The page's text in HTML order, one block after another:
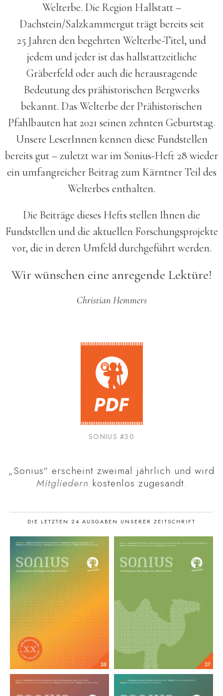
Welterbe. Die Region Hallstatt –
Dachstein/Salzkammergut trägt bereits seit
25 Jahren den begehrten Welterbe-Titel, und
jedem und jeder ist das hallstatt­zeitliche
Gräberfeld oder auch die herausragende
Bedeutung des prähistorischen Bergwerks
bekannt. Das Welterbe der Prähistorischen
Pfahlbauten hat 2021 seinen zehnten Geburtstag.
Unsere LeserInnen kennen diese Fundstellen
bereits gut – zuletzt war im Sonius-Heft 28 wieder
ein umfangreicher Beitrag zum Kärntner Teil des
Welterbes enthalten.
Die Beiträge dieses Hefts stellen Ihnen die
Fundstellen und die aktuellen Forschungsprojekte
vor, die in deren Umfeld durchgeführt werden.
Wir wünschen eine anregende Lektüre!
Christian Hemmers
SONIUS #30
„Sonius“ erscheint zweimal jährlich und wird
Mitgliedern kostenlos zugesandt.
DIE LETZTEN 24 AUSGABEN UNSERER ZEITSCHRIFT